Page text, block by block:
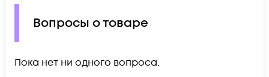
Вопросы о товаре
Пока нет ни одного вопроса.